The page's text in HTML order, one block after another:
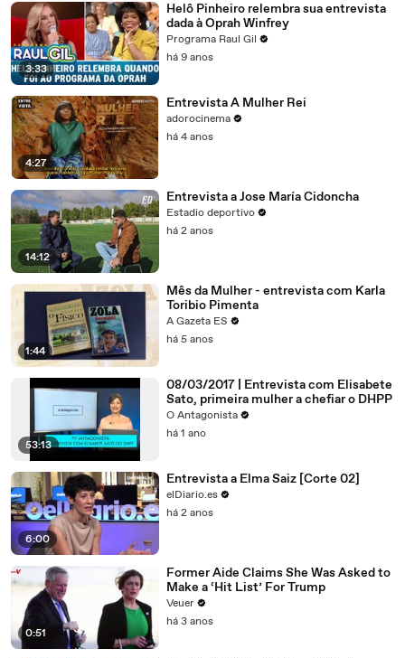
3:33
Helô Pinheiro relembra sua entrevista
dada à Oprah Winfrey
Programa Raul Gil
há 9 anos
4:27
Entrevista A Mulher Rei
adorocinema
há 4 anos
14:12
Entrevista a Jose María Cidoncha
Estadio deportivo
há 2 anos
1:44
Mês da Mulher - entrevista com Karla
Toribio Pimenta
A Gazeta ES
há 5 anos
53:13
08/03/2017 | Entrevista com Elisabete
Sato, primeira mulher a chefiar o DHPP
O Antagonista
há 1 ano
6:00
Entrevista a Elma Saiz [Corte 02]
elDiario.es
há 2 anos
0:51
Former Aide Claims She Was Asked to
Make a ‘Hit List’ For Trump
Veuer
há 3 anos